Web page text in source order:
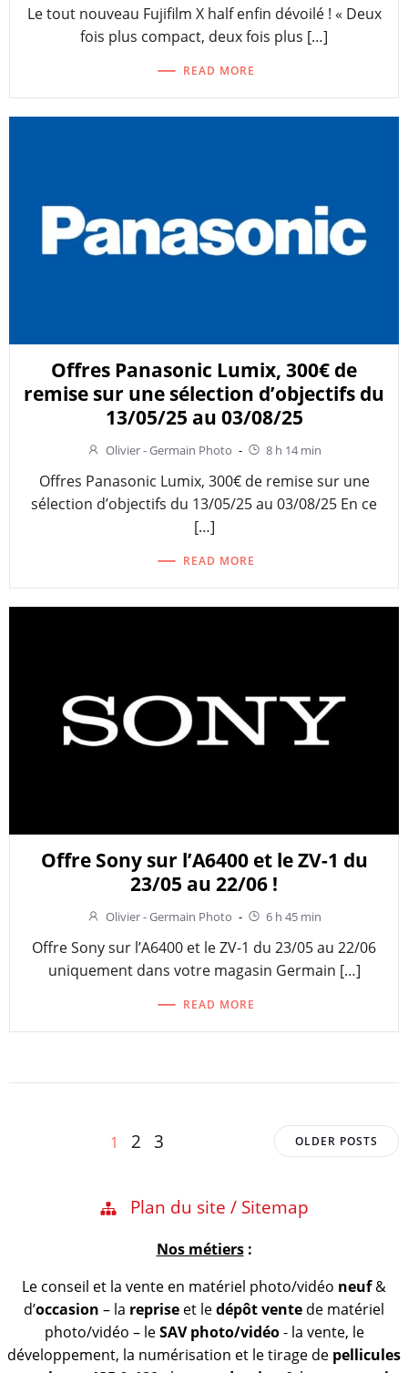
Le tout nouveau Fujifilm X half enfin dévoilé ! « Deux
fois plus compact, deux fois plus […]
READ MORE
Offres Panasonic Lumix, 300€ de
remise sur une sélection d’objectifs du
13/05/25 au 03/08/25
Olivier - Germain Photo - 8 h 14 min
Offres Panasonic Lumix, 300€ de remise sur une
sélection d’objectifs du 13/05/25 au 03/08/25 En ce
[…]
READ MORE
Offre Sony sur l’A6400 et le ZV-1 du
23/05 au 22/06 !
Olivier - Germain Photo - 6 h 45 min
Offre Sony sur l’A6400 et le ZV-1 du 23/05 au 22/06
uniquement dans votre magasin Germain […]
READ MORE
Page
1 Page
2 Page
3
Posts
navigation
OLDER POSTS
Plan du site / Sitemap
Nos métiers:
Le conseil et la vente en matériel photo/vidéo neuf&
d’occasion – la reprise et ledépôt vente de matériel
photo/vidéo – leSAV photo/vidéo- la vente, le
développement, la numérisation et le tirage de pellicules